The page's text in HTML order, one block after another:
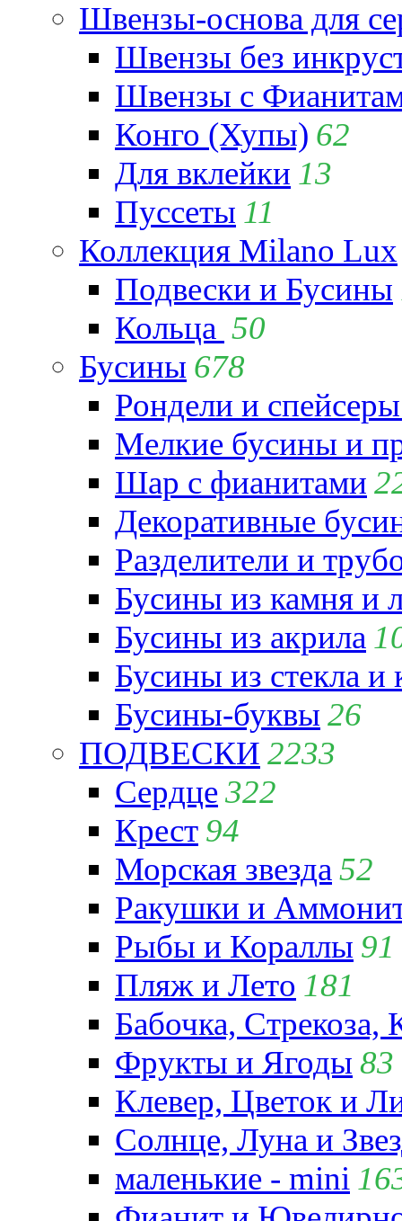
Швензы-основа для
Швензы без
Швензы с
Конго (Хупы) 62
Для вклейки 13
Пуссеты 11
Коллекция Milano Lux
Подвески и Бусины
Кольца 50
Бусины 678
Рондели и
Мелкие бусины и
Шар с фианитами
Декоративные
Разделители и
Бусины из камня и
Бусины из акрила
Бусины из стекла и
Бусины-буквы 26
ПОДВЕСКИ 2233
Сердце322
Крест 94
Морская звезда 52
Ракушки и
Рыбы и Кораллы 91
Пляж и Лето 181
Бабочка,
Фрукты и Ягоды 83
Клевер, Цветок и
Солнце, Луна и
маленькие - mini